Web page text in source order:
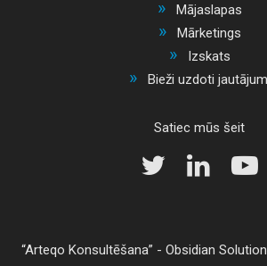
Mājaslapas
Mārketings
Izskats
Bieži uzdoti
Satiec mūs šeit
Arteqo Konsultēšana - Obsidian